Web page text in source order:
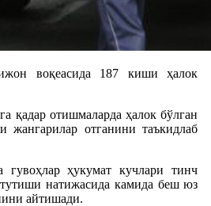
воқеасида 187 киши ҳалок
қадар отишмаларда ҳалок бўлган
жангарилар отганини таъкидлаб
гувоҳлар ҳукумат кучлари тинч
натижасида камида беш юз
айтишади.